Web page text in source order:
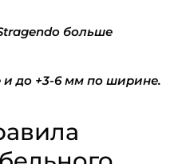
больше
и до +3-6 мм по ширине.